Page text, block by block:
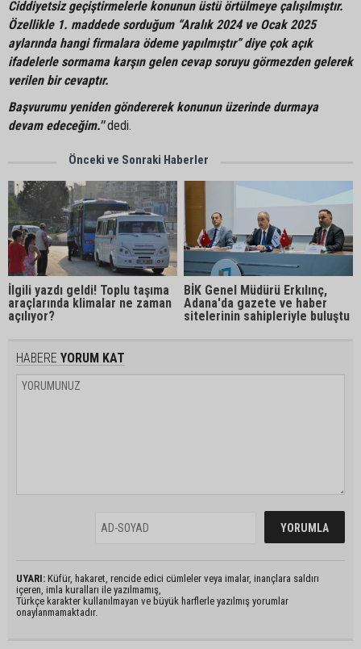
Ciddiyetsiz geçiştirmelerle konunun üstü örtülmeye çalışılmıştır.
Özellikle 1. maddede sorduğum “Aralık 2024 ve Ocak 2025
aylarında hangi firmalara ödeme yapılmıştır” diye çok açık
ifadelerle sormama karşın gelen cevap soruyu görmezden gelerek
verilen bir cevaptır.
Başvurumu yeniden göndererek konunun üzerinde durmaya
devam edeceğim.''dedi.
Önceki ve Sonraki Haberler
İlgili yazdı geldi! Toplu taşıma
araçlarında klimalar ne zaman
açılıyor?
BİK Genel Müdürü Erkılınç,
Adana'da gazete ve haber
sitelerinin sahipleriyle buluştu
HABERE YORUM KAT
UYARI: Küfür, hakaret, rencide edici cümleler veya imalar, inançlara saldırı
içeren, imla kuralları ile yazılmamış,
Türkçe karakter kullanılmayan ve büyük harflerle yazılmış yorumlar
onaylanmamaktadır.